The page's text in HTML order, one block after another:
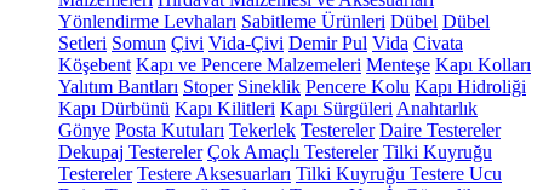
Yönlendirme Levhaları Sabitleme Ürünleri Dübel Dübel
Setleri Somun Çivi Vida-Çivi Demir Pul Vida Civata
Köşebent Kapı ve Pencere Malzemeleri Menteşe Kapı Kolları
Yalıtım Bantları Stoper Sineklik Pencere Kolu Kapı Hidroliği
Kapı Dürbünü Kapı Kilitleri Kapı Sürgüleri Anahtarlık
Gönye Posta Kutuları Tekerlek Testereler Daire Testereler
Dekupaj Testereler Çok Amaçlı Testereler Tilki Kuyruğu
Testereler Testere Aksesuarları Tilki Kuyruğu Testere Ucu